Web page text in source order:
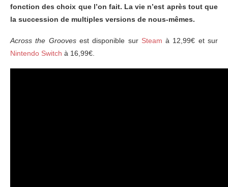
fonction des choix que l’on fait. La vie n’est après tout que
la succession de multiples versions de nous-mêmes.
Across the Groovesest disponible surSteam à 12,99€ et sur
Nintendo Switch à 16,99€.